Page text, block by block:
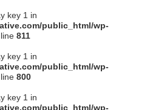
key 1 in
public_html/wp-
811
key 1 in
public_html/wp-
800
key 1 in
public_html/wp-